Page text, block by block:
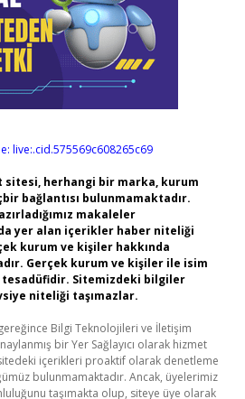
live:.cid.575569c608265c69
sitesi, herhangi bir marka, kurum
bağlantısı bulunmamaktadır.
makaleler
yer alan içerikler haber niteliği
kurum ve kişiler hakkında
Gerçek kurum ve kişiler ile isim
Sitemizdeki bilgiler
niteliği taşımazlar.
gereğince Bilgi Teknolojileri ve İletişim
bir Yer Sağlayıcı olarak hizmet
içerikleri proaktif olarak denetleme
bulunmamaktadır. Ancak, üyelerimiz
taşımakta olup, siteye üye olarak